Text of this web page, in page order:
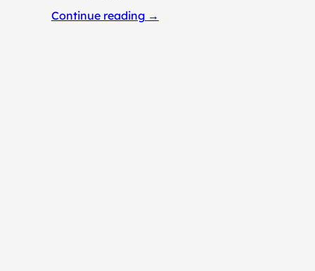
Continue reading →